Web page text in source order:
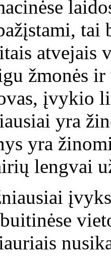
atvejais
žmonės
įvykio
yra
yra
lengvai